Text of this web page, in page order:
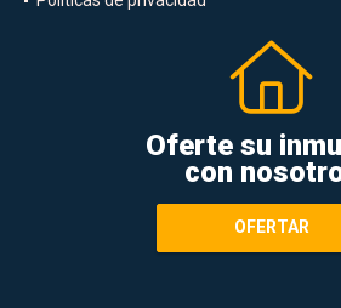
Oferte su
con
OFERTAR